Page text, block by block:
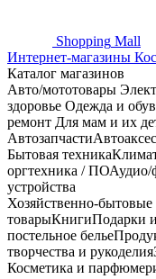
Shopping Mall
Интернет-магазины
Каталог магазинов
Авто/мототовары
здоровье Одежда и
ремонт Для мам и их
Автозапчасти
Бытовая техника
оргтехника / ПОАудио/
устройства
Хозяйственно-бытовые
товарыКнигиПодарки
постельное белье
творчества и рукоделия
Косметика и